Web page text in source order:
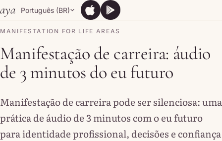
Skip to content
aya Português (BR) App Store
App StoreGoogle Play
Google Play
MANIFESTATION FOR LIFE AREAS
Manifestação de carreira: áudio
de 3 minutos do eu futuro
Manifestação de carreira pode ser silenciosa: uma
prática de áudio de 3 minutos com o eu futuro
para identidade profissional, decisões e confiança